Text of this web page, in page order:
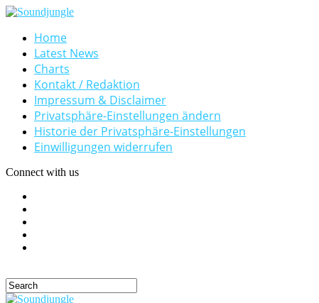
Home
Latest News
Charts
Kontakt / Redaktion
Impressum & Disclaimer
Privatsphäre-Einstellungen ändern
Historie der Privatsphäre-Einstellungen
Einwilligungen widerrufen
Connect with us